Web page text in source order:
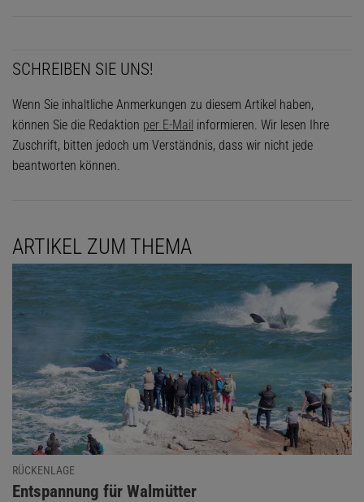
SCHREIBEN SIE UNS!
Wenn Sie inhaltliche Anmerkungen zu diesem Artikel haben,
können Sie die Redaktion per E-Mail informieren. Wir lesen Ihre
Zuschrift, bitten jedoch um Verständnis, dass wir nicht jede
beantworten können.
ARTIKEL ZUM THEMA
RÜCKENLAGE
:
Entspannung für Walmütter